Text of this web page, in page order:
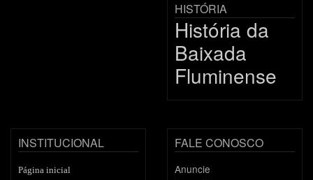
HISTÓRIA
História da
Baixada
Fluminense
INSTITUCIONAL
Página inicial
FALE CONOSCO
Anuncie